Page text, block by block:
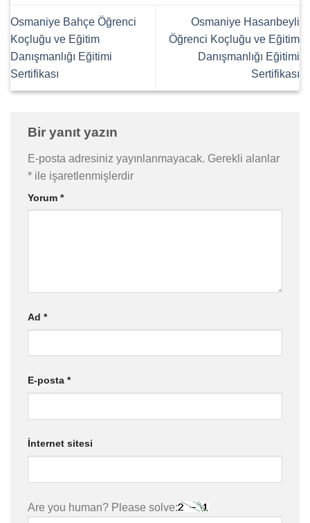
Osmaniye Bahçe Öğrenci
Koçluğu ve Eğitim
Danışmanlığı Eğitimi
Sertifikası
Osmaniye Hasanbeyli
Öğrenci Koçluğu ve Eğitim
Danışmanlığı Eğitimi
Sertifikası
Bir yanıt yazın
E-posta adresiniz yayınlanmayacak. Gerekli alanlar
* ile işaretlenmişlerdir
Yorum *
Ad *
E-posta *
İnternet sitesi
Are you human? Please solve: